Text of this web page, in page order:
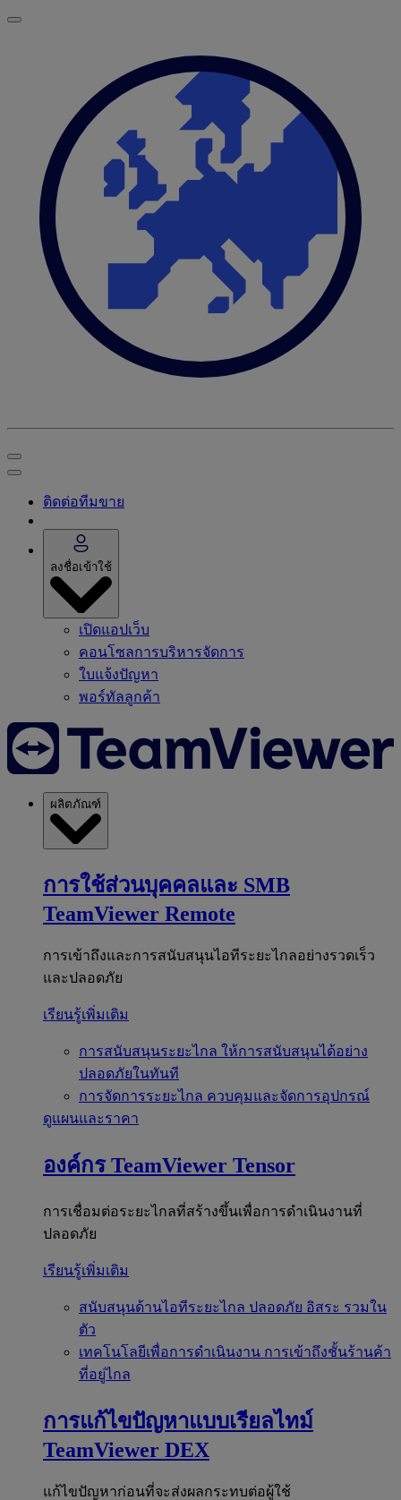
ติดต่อทีมขาย
ลงชื่อเข้าใช้
เปิดแอปเว็บ
คอนโซลการบริหารจัดการ
ใบแจ้งปัญหา
พอร์ทัลลูกค้า
ผลิตภัณฑ์
การใช้ส่วนบุคคลและ SMB
TeamViewer Remote
การเข้าถึงและการสนับสนุนไอทีระยะไกลอย่างรวดเร็ว
และปลอดภัย
เรียนรู้เพิ่มเติม
การสนับสนุนระยะไกล ให้การสนับสนุนได้อย่าง
ปลอดภัยในทันที
การจัดการระยะไกล ควบคุมและจัดการอุปกรณ์
ดูแผนและราคา
องค์กร TeamViewer Tensor
การเชื่อมต่อระยะไกลที่สร้างขึ้นเพื่อการดำเนินงานที่
ปลอดภัย
เรียนรู้เพิ่มเติม
สนับสนุนด้านไอทีระยะไกล ปลอดภัย อิสระ รวมใน
ตัว
เทคโนโลยีเพื่อการดำเนินงาน การเข้าถึงชั้นร้านค้า
ที่อยู่ไกล
การแก้ไขปัญหาแบบเรียลไทม์
TeamViewer DEX
แก้ไขปัญหาก่อนที่จะส่งผลกระทบต่อผู้ใช้